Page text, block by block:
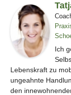
Ich
Lebenskraft zu
ungeahnte
den